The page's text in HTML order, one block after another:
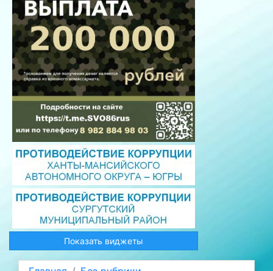
Показать виджеты